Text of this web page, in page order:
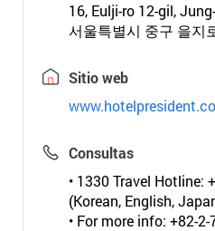
16, Eulji-ro 12-gil,
서울특별시 중구 을지
Sitio web
Consultas
• 1330 Travel Hotline:
(Korean, English,
• For more info: +82-2-